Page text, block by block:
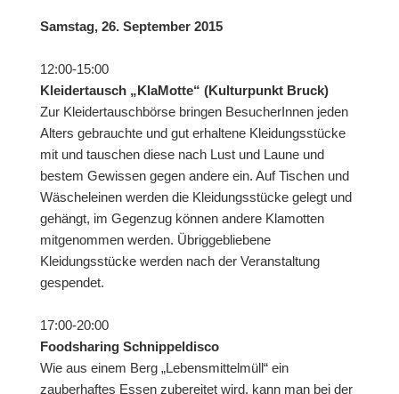
Samstag, 26. September 2015
12:00-15:00
Kleidertausch „KlaMotte“ (Kulturpunkt Bruck)
Zur Kleidertauschbörse bringen BesucherInnen jeden
Alters gebrauchte und gut erhaltene Kleidungsstücke
mit und tauschen diese nach Lust und Laune und
bestem Gewissen gegen andere ein. Auf Tischen und
Wäscheleinen werden die Kleidungsstücke gelegt und
gehängt, im Gegenzug können andere Klamotten
mitgenommen werden. Übriggebliebene
Kleidungsstücke werden nach der Veranstaltung
gespendet.
17:00-20:00
Foodsharing Schnippeldisco
Wie aus einem Berg „Lebensmittelmüll“ ein
zauberhaftes Essen zubereitet wird, kann man bei der